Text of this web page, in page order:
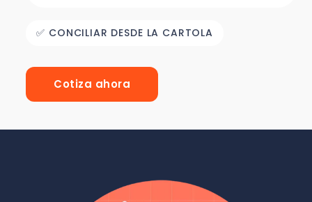
✅ CONCILIAR DESDE LA CARTOLA
Cotiza ahora